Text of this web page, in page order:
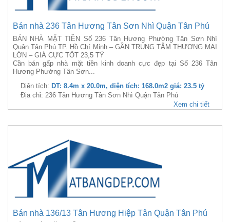
Bán nhà 236 Tân Hương Tân Sơn Nhì Quận Tân Phú
BÁN NHÀ MẶT TIỀN Số 236 Tân Hương Phường Tân Sơn Nhì
Quận Tân Phú TP. Hồ Chí Minh – GẦN TRUNG TÂM THƯƠNG MẠI
LỚN – GIÁ CỰC TỐT 23,5 TỶ
Cần bán gấp nhà mặt tiền kinh doanh cực đẹp tại Số 236 Tân
Hương Phường Tân Sơn...
Diện tích: DT: 8.4m x 20.0m, diện tích: 168.0m2 giá: 23.5 tỷ
Địa chỉ: 236 Tân Hương Tân Sơn Nhì Quận Tân Phú
Xem chi tiết
Bán nhà 136/13 Tân Hương Hiệp Tân Quận Tân Phú